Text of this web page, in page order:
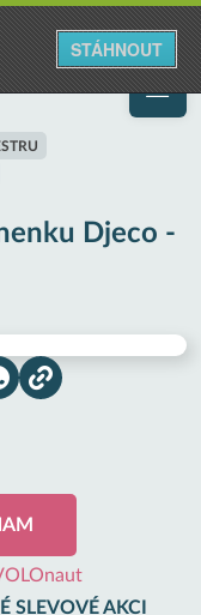
STÁHNOUT
Djeco -
SLEVOVÉ AKCI